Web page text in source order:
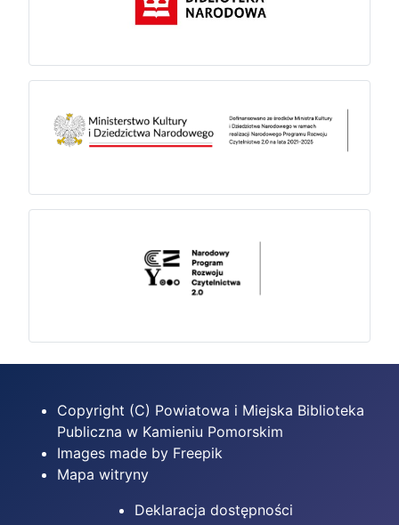
Copyright (C) Powiatowa i Miejska Biblioteka
Publiczna w Kamieniu Pomorskim
Images made by Freepik
Mapa witryny
Deklaracja dostępności